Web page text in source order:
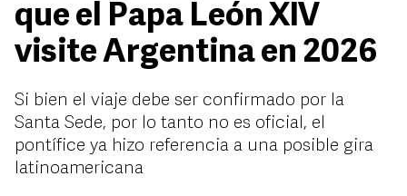
que el Papa León XIV
visite Argentina en 2026
Si bien el viaje debe ser confirmado por la
Santa Sede, por lo tanto no es oficial, el
pontífice ya hizo referencia a una posible gira
latinoamericana